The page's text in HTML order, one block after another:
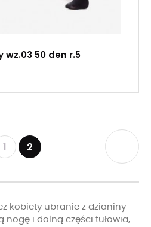
50 den r.5
1 2
kobiety ubranie z dzianiny
nogę i dolną części tułowia,